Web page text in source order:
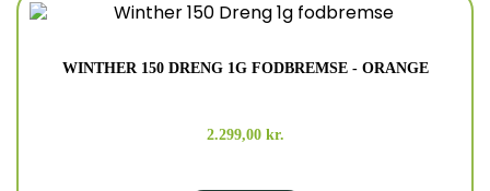
WINTHER 150 DRENG 1G FODBREMSE - ORANGE
2.299,00 kr.